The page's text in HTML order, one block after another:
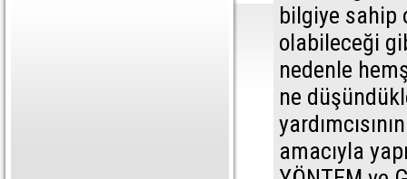
bilgiye sahip
olabileceği
nedenle
ne
amacıyla